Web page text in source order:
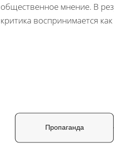
общественное мнение. В
критика воспринимается
Пропаганда